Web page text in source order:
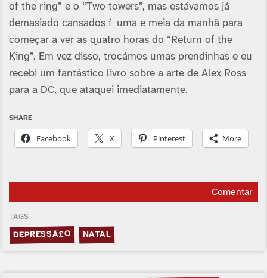
of the ring” e o “Two towers”, mas estávamos já
demasiado cansados í uma e meia da manhã para
começar a ver as quatro horas do “Return of the
King”. Em vez disso, trocámos umas prendinhas e eu
recebi um fantástico livro sobre a arte de Alex Ross
para a DC, que ataquei imediatamente.
SHARE
Facebook X Pinterest More
Comentar
TAGS
DEPRESSÃ£O NATAL